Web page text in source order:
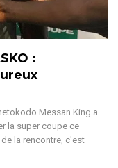
:
Messan King a
la super coupe ce
la rencontre, c'est